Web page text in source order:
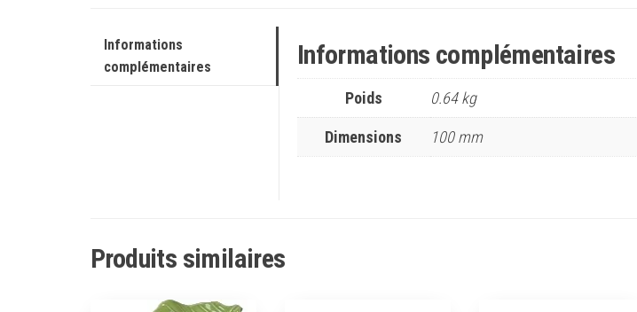
Informations
complémentaires
Informations complémentaires
Poids 0.64 kg
Dimensions 100 mm
Produits similaires